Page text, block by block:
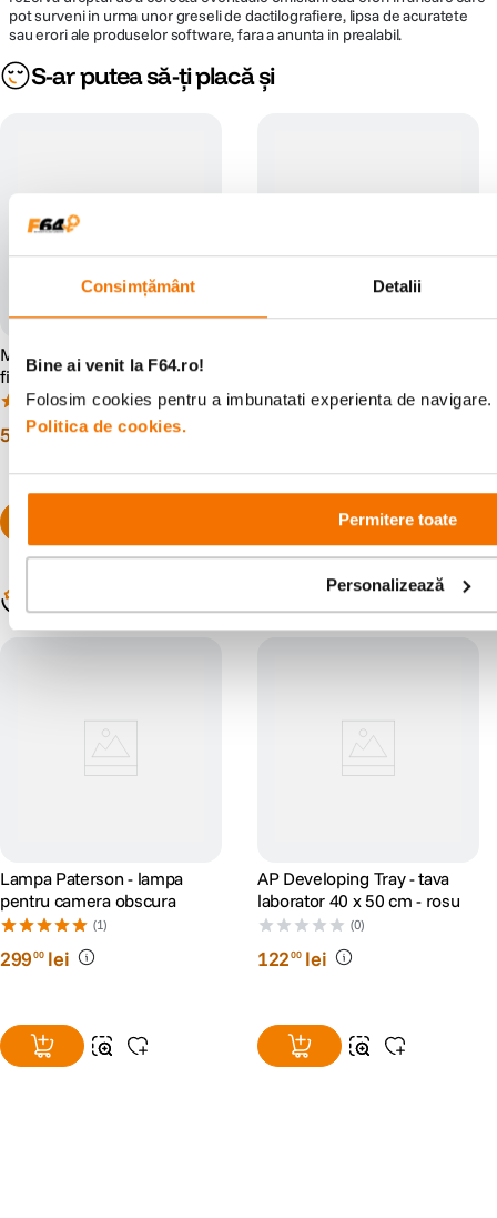
Consimțământ Detalii
Bine ai venit la F64.ro!
Folosim cookies pentru a imbunatati experienta de
Politica de cookies.
Permitere toate
Personalizează
pot surveni in urma unor greseli de dactilografiere, lipsa de acuratete
sau erori ale produselor software, fara a anunta in prealabil.
S-ar putea să-ți placă și
MACO ecofix - Fixator lichid
film si hartie alb-negru 1l
(3)
50 00 lei
(0)
Populare în aceeași categorie
Lampa Paterson - lampa
pentru camera obscura
(1)
29900 lei
AP Developing Tray - tava
laborator 40 x 50 cm - rosu
(0)
12200 lei